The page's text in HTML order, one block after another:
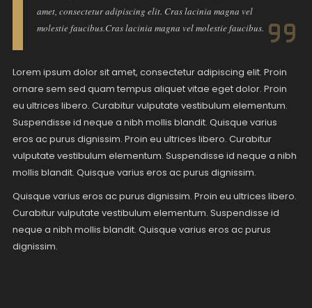
amet, consectetur adipiscing elit. Cras lacinia magna vel
molestie faucibus.Cras lacinia magna vel molestie faucibus.
Lorem ipsum dolor sit amet, consectetur adipiscing elit. Proin
ornare sem sed quam tempus aliquet vitae eget dolor. Proin
eu ultrices libero. Curabitur vulputate vestibulum elementum.
Suspendisse id neque a nibh mollis blandit. Quisque varius
eros ac purus dignissim. Proin eu ultrices libero. Curabitur
vulputate vestibulum elementum. Suspendisse id neque a nibh
mollis blandit. Quisque varius eros ac purus dignissim.
Quisque varius eros ac purus dignissim. Proin eu ultrices libero.
Curabitur vulputate vestibulum elementum. Suspendisse id
neque a nibh mollis blandit. Quisque varius eros ac purus
dignissim.